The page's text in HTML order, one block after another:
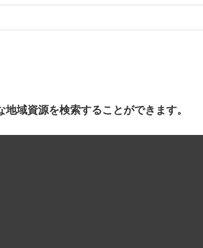
域資源を検索することができます。